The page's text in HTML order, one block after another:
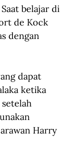
belajar di
de Kock
dengan
dapat
ketika
Harry